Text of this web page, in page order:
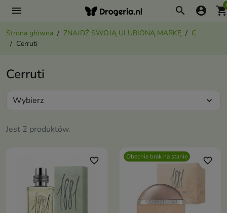
menu search account_circle
Strona główna ZNAJDŹ SWOJĄ ULUBIONĄ MARKĘ
C
Cerruti
Cerruti
Jest 2 produktów.
Wybierz expand_more
favorite_border Obecnie brak na stanie favorite_border